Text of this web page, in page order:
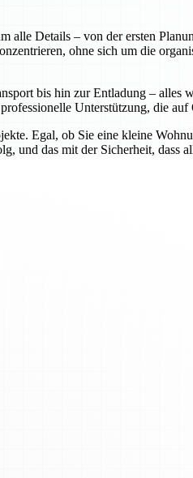
Details – von der ersten
ohne sich um die
bis hin zur Entladung – alles
Unterstützung, die
Egal, ob Sie eine kleine
und das mit der Sicherheit, dass